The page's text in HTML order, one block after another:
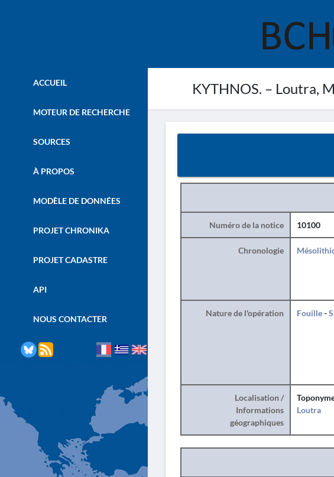
KYTHNOS. – Loutra,
ACCUEIL
MOTEUR DE RECHERCHE
SOURCES
À PROPOS
MODÈLE DE DONNÉES
PROJET CHRONIKA
PROJET CADASTRE
API
NOUS CONTACTER
Numéro de la notice 10100
Chronologie
Nature de l'opération Fouille-
Localisation /
Informations
géographiques
Loutra